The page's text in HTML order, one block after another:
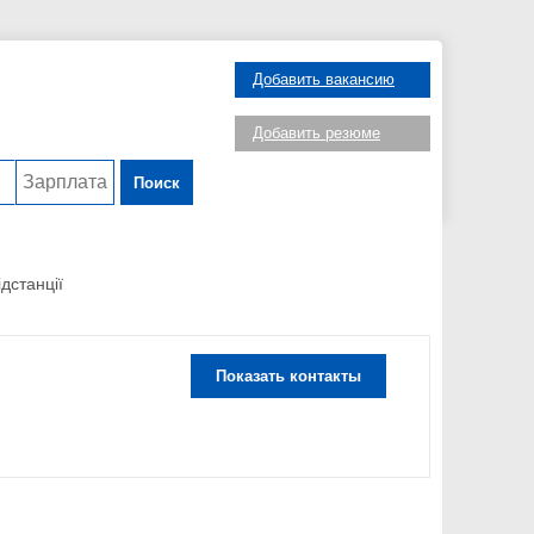
Поиск
Добавить вакансию
Добавить резюме
Показать контакты